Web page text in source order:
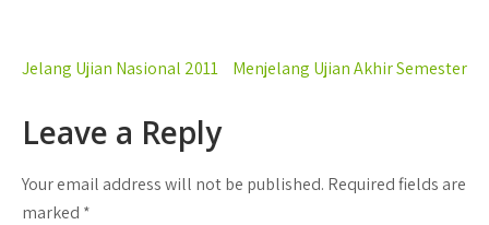
Post
Jelang Ujian Nasional 2011 Menjelang Ujian Akhir Semester
Leave a Reply
Your email address will not be published. Required fields are
marked *